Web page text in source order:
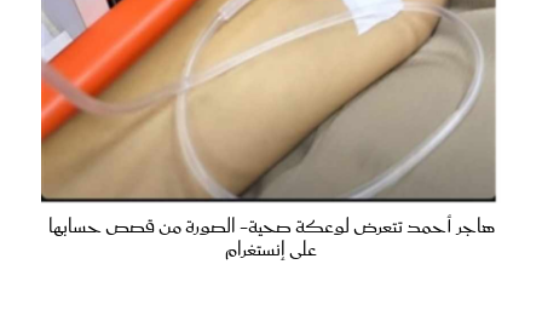
هاجر أحمد تتعرض لوعكة صحية- الصورة من قصص حسابها
على إنستغرام